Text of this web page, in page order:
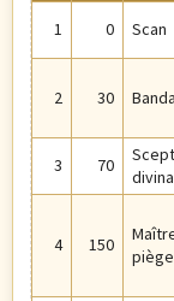
1 0 Scan
2 30
3 70
4 150